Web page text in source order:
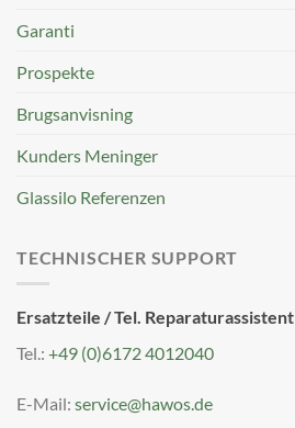
Garanti
Prospekte
Brugsanvisning
Kunders Meninger
Glassilo Referenzen
TECHNISCHER SUPPORT
Ersatzteile / Tel. Reparaturassistent
Tel.: +49 (0)6172 4012040
E-Mail: service@hawos.de